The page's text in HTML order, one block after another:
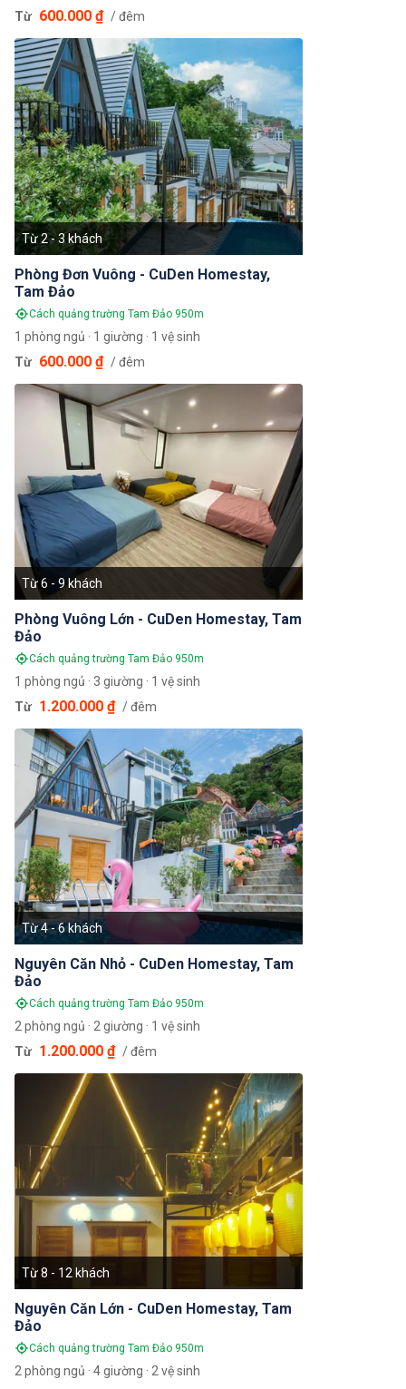
Từ 600.000 ₫ / đêm
Phòng Đơn Vuông - CuDen Homestay,
Tam Đảo
Cách quảng trường Tam Đảo 950m
Từ 2 - 3 khách
1 phòng ngủ · 1 giường · 1 vệ sinh
Từ 600.000 ₫ / đêm
Phòng Vuông Lớn - CuDen Homestay, Tam
Đảo
Cách quảng trường Tam Đảo 950m
Từ 6 - 9 khách
1 phòng ngủ · 3 giường · 1 vệ sinh
Từ 1.200.000 ₫ / đêm
Nguyên Căn Nhỏ - CuDen Homestay, Tam
Đảo
Cách quảng trường Tam Đảo 950m
Từ 4 - 6 khách
2 phòng ngủ · 2 giường · 1 vệ sinh
Từ 1.200.000 ₫ / đêm
Nguyên Căn Lớn - CuDen Homestay, Tam
Đảo
Cách quảng trường Tam Đảo 950m
Từ 8 - 12 khách
2 phòng ngủ · 4 giường · 2 vệ sinh